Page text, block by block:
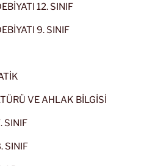
12. SINIF
9. SINIF
VE AHLAK BİLGİSİ
SINIF
SINIF